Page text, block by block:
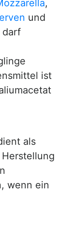
,
und
darf
ist
als
wenn ein